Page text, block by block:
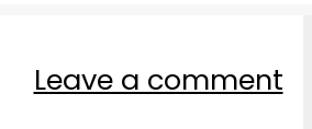
Leave a comment